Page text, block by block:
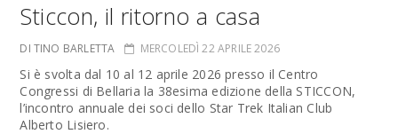
Sticcon, il ritorno a casa
DI TINO BARLETTA MERCOLEDÌ 22 APRILE 2026
Si è svolta dal 10 al 12 aprile 2026 presso il Centro
Congressi di Bellaria la 38esima edizione della STICCON,
l’incontro annuale dei soci dello Star Trek Italian Club
Alberto Lisiero.